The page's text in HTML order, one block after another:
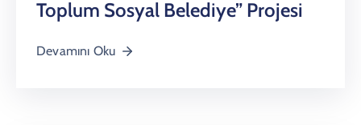
Toplum Sosyal Belediye” Projesi
Devamını Oku